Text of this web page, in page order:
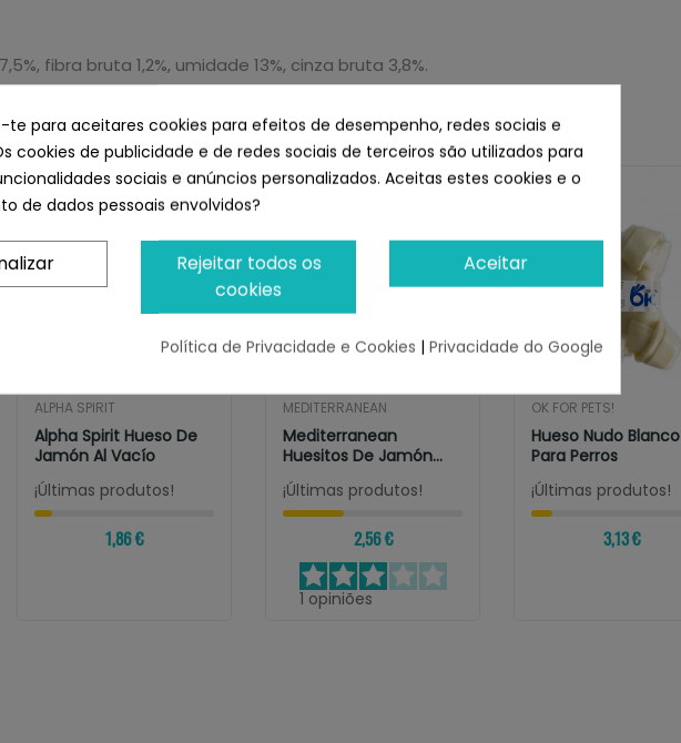
fibra bruta 1,2%, umidade 13%, cinza bruta 3,8%.
Arquibone sabor Bacon
ALPHA SPIRIT
Alpha Spirit Hueso De
Jamón Al Vacío
¡Últimas produtos!
1,86 €
MEDITERRANEAN
Mediterranean
Huesitos De Jamón
Serrano 40 Gr
¡Últimas produtos!
2,56 €
1 opiniões
OK FOR PETS!
Hueso Nudo Blanco
Para Perros
¡Últimas produtos!
3,13 €
te para aceitares cookies para efeitos de desempenho, redes sociais e
cookies de publicidade e de redes sociais de terceiros são utilizados para
sociais e anúncios personalizados. Aceitas estes cookies e o
de dados pessoais envolvidos?
Aceitar
Rejeitar todos os
cookies
Política de Privacidade e Cookies | Privacidade do Google